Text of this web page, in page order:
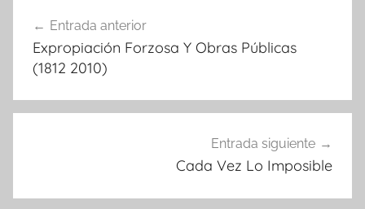
de
entradas
Entrada anterior
Expropiación Forzosa Y Obras Públicas
(1812 2010)
Entrada siguiente
Cada Vez Lo Imposible